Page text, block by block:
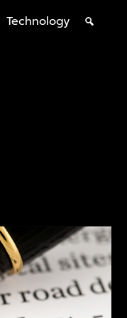
Technology